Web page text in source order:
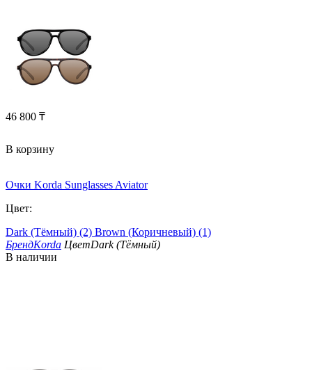
46 800 ₸
В корзину
Очки Korda Sunglasses Aviator
Цвет:
Dark (Тёмный) (2) Brown (Коричневый) (1)
БрендKorda ЦветDark (Тёмный)
В наличии